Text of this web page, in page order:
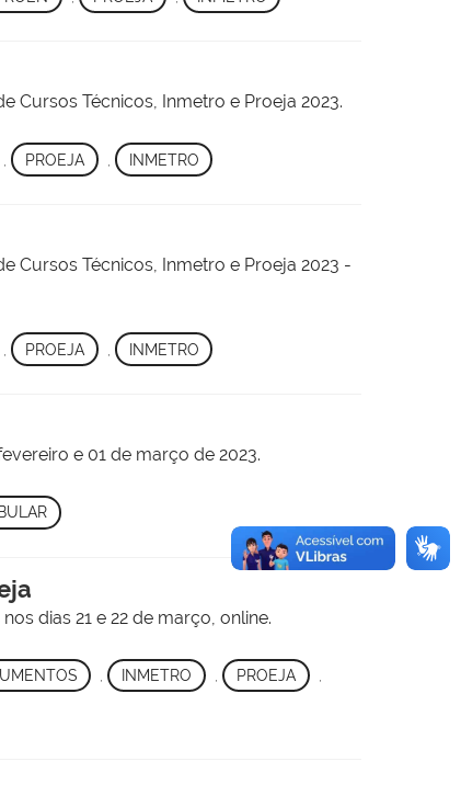
Cursos Técnicos, Inmetro e Proeja 2023.
PROEJA INMETRO
Cursos Técnicos, Inmetro e Proeja 2023 -
PROEJA INMETRO
e 01 de março de 2023.
dias 21 e 22 de março, online.
, INMETRO , PROEJA